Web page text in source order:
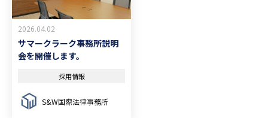
2026.04.02
サマークラーク事務所説明
会を開催します。
採用情報
S&W国際法律事務所